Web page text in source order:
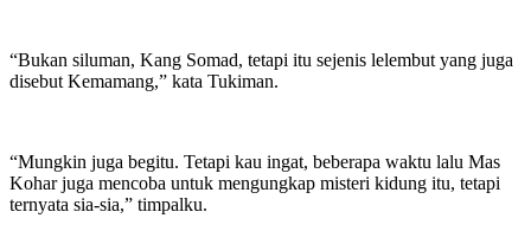
“Bukan siluman, Kang Somad, tetapi itu sejenis lelembut yang juga
disebut Kemamang,” kata Tukiman.
“Mungkin juga begitu. Tetapi kau ingat, beberapa waktu lalu Mas
Kohar juga mencoba untuk mengungkap misteri kidung itu, tetapi
ternyata sia-sia,” timpalku.